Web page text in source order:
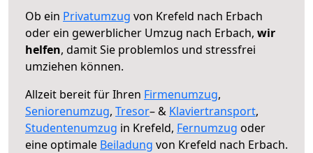
Ob ein Privatumzug von Krefeld nach Erbach
oder ein gewerblicher Umzug nach Erbach, wir
helfen, damit Sie problemlos und stressfrei
umziehen können.
Allzeit bereit für Ihren Firmenumzug,
Seniorenumzug, Tresor– & Klaviertransport,
Studentenumzug in Krefeld, Fernumzug oder
eine optimale Beiladung von Krefeld nach Erbach.